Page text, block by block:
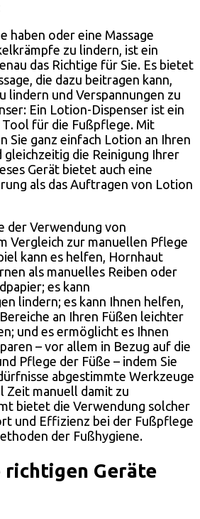
haben oder eine Massage
zu lindern, ist ein
das Richtige für Sie. Es bietet
die dazu beitragen kann,
lindern und Verspannungen zu
Ein Lotion-Dispenser ist ein
für die Fußpflege. Mit
Sie ganz einfach Lotion an Ihren
gleichzeitig die Reinigung Ihrer
Gerät bietet auch eine
als das Auftragen von Lotion
der Verwendung von
Vergleich zur manuellen Pflege
kann es helfen, Hornhaut
als manuelles Reiben oder
es kann
lindern; es kann Ihnen helfen,
an Ihren Füßen leichter
und es ermöglicht es Ihnen
– vor allem in Bezug auf die
Pflege der Füße – indem Sie
abgestimmte Werkzeuge
Zeit manuell damit zu
bietet die Verwendung solcher
und Effizienz bei der Fußpflege
der Fußhygiene.
richtigen Geräte